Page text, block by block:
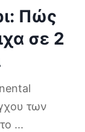
Πώς
σε 2
των
...